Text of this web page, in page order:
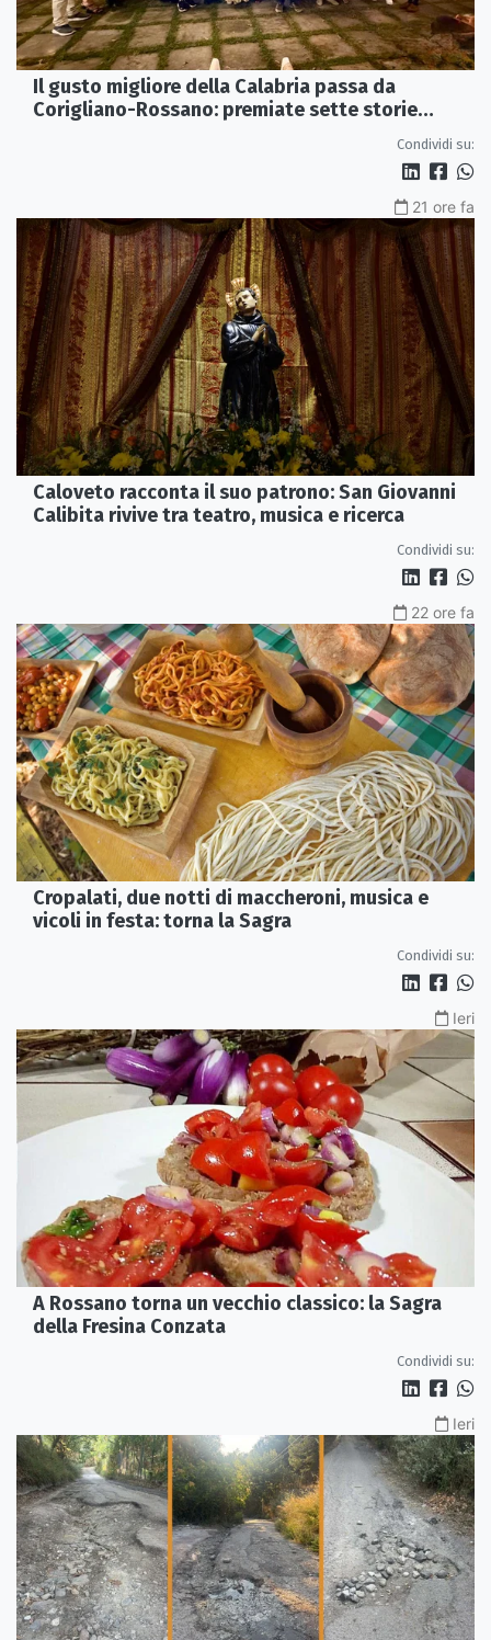
Il gusto migliore della Calabria passa da
Corigliano-Rossano: premiate sette storie
Condividi su:
21 ore fa
Caloveto racconta il suo patrono: San Giovanni
Calibita rivive tra teatro, musica e ricerca
Condividi su:
22 ore fa
Cropalati, due notti di maccheroni, musica e
vicoli in festa: torna la Sagra
Condividi su:
Ieri
A Rossano torna un vecchio classico: la Sagra
della Fresina Conzata
Condividi su:
Ieri